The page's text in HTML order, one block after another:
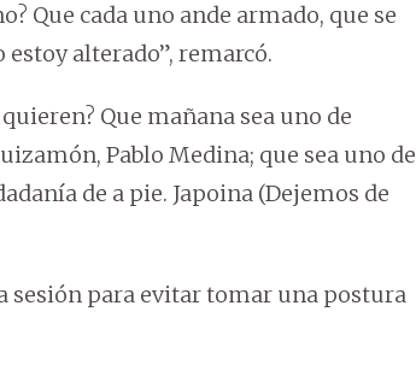
Que cada uno ande armado, que se
alterado”, remarcó.
Que mañana sea uno de
Pablo Medina; que sea uno de
de a pie. Japoina (Dejemos de
sesión para evitar tomar una postura